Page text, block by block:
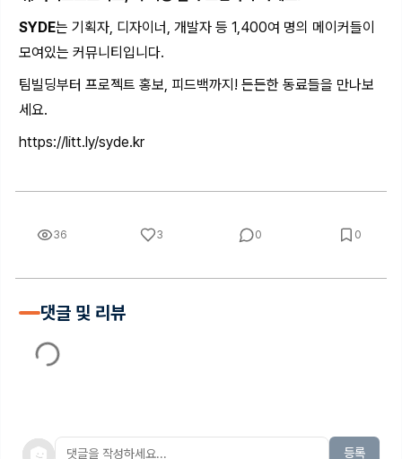
SYDE는 기획자, 디자이너, 개발자 등 1,400여 명의 메이커들이
모여있는 커뮤니티입니다.
팀빌딩부터 프로젝트 홍보, 피드백까지! 든든한 동료들을 만나보
세요.
https://litt.ly/syde.kr
36 3 0 0
댓글 및 리뷰
등록